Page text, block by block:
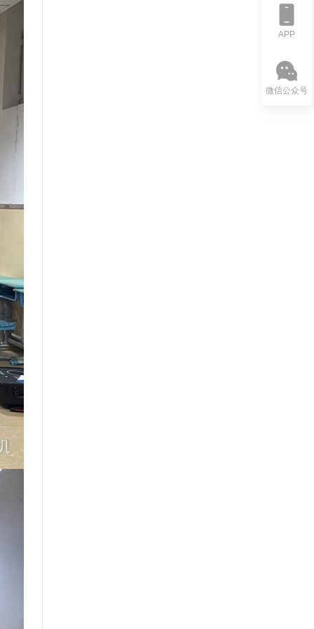
APP
微信公众号